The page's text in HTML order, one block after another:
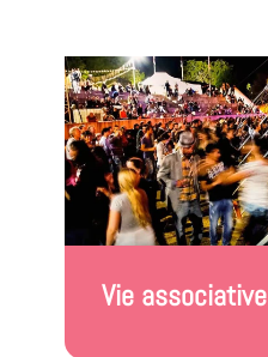
Vie associative